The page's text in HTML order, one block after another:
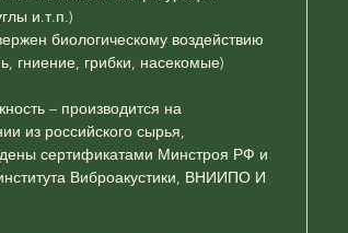
и.т.п.)
биологическому воздействию
гниение, грибки, насекомые)
– производится на
из российского сырья,
сертификатами Минстроя РФ и
Виброакустики, ВНИИПО И